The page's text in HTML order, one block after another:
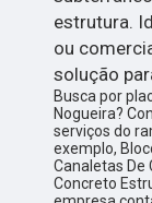
estrutura.
ou
solução
Busca por
Nogueira?
serviços do
exemplo,
Canaletas De
Concreto